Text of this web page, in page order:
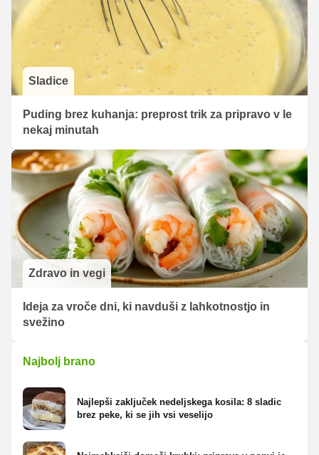
Sladice
Puding brez kuhanja: preprost trik za pripravo v le
nekaj minutah
Zdravo in vegi
Ideja za vroče dni, ki navduši z lahkotnostjo in
svežino
Najbolj brano
Najlepši zaključek nedeljskega kosila: 8 sladic
brez peke, ki se jih vsi veselijo